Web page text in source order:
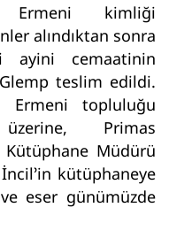
Ermeni kimliği
alındıktan sonra
ayini cemaatinin
teslim edildi.
Ermeni topluluğu
Primas
Müdürü
kütüphaneye
eser günümüzde